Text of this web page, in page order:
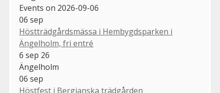
Events on 2026-09-06
06 sep
Höstträdgårdsmässa i Hembygdsparken i
Ängelholm, fri entré
6 sep 26
Ängelholm
06 sep
Höstfest i Bergianska trädgården